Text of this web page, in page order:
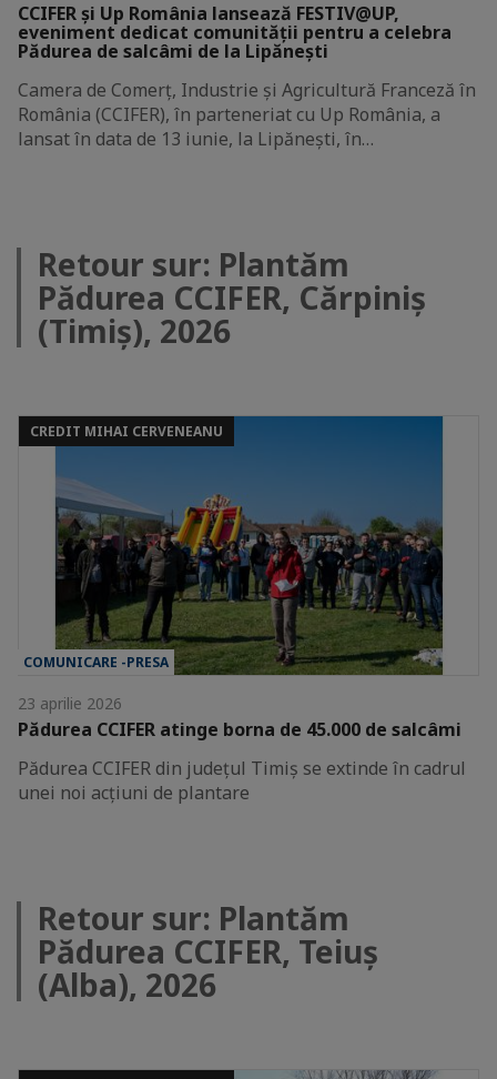
CCIFER și Up România lansează FESTIV@UP,
eveniment dedicat comunității pentru a celebra
Pădurea de salcâmi de la Lipănești
Camera de Comerț, Industrie și Agricultură Franceză în
România (CCIFER), în parteneriat cu Up România, a
lansat în data de 13 iunie, la Lipănești, în…
Retour sur: Plantăm
Pădurea CCIFER, Cărpiniș
(Timiș), 2026
CREDIT MIHAI CERVENEANU
COMUNICARE -PRESA
23 aprilie 2026
Pădurea CCIFER atinge borna de 45.000 de salcâmi
Pădurea CCIFER din județul Timiș se extinde în cadrul
unei noi acțiuni de plantare
Retour sur: Plantăm
Pădurea CCIFER, Teiuș
(Alba), 2026